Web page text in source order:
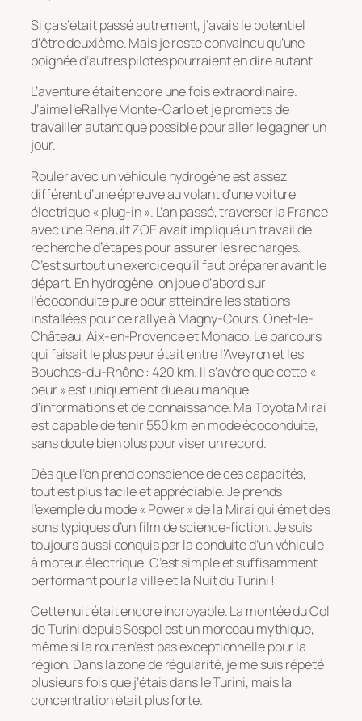
Si ça s’était passé autrement, j’avais le potentiel
d’être deuxième. Mais je reste convaincu qu’une
poignée d’autres pilotes pourraient en dire autant.
L’aventure était encore une fois extraordinaire.
J’aime l’eRallye Monte-Carlo et je promets de
travailler autant que possible pour aller le gagner un
jour.
Rouler avec un véhicule hydrogène est assez
différent d’une épreuve au volant d’une voiture
électrique « plug-in ». L’an passé, traverser la France
avec une Renault ZOE avait impliqué un travail de
recherche d’étapes pour assurer les recharges.
C’est surtout un exercice qu’il faut préparer avant le
départ. En hydrogène, on joue d’abord sur
l’écoconduite pure pour atteindre les stations
installées pour ce rallye à Magny-Cours, Onet-le-
Château, Aix-en-Provence et Monaco. Le parcours
qui faisait le plus peur était entre l’Aveyron et les
Bouches-du-Rhône : 420 km. Il s’avère que cette «
peur » est uniquement due au manque
d’informations et de connaissance. Ma Toyota Mirai
est capable de tenir 550 km en mode écoconduite,
sans doute bien plus pour viser un record.
Dès que l’on prend conscience de ces capacités,
tout est plus facile et appréciable. Je prends
l’exemple du mode « Power » de la Mirai qui émet des
sons typiques d’un film de science-fiction. Je suis
toujours aussi conquis par la conduite d’un véhicule
à moteur électrique. C’est simple et suffisamment
performant pour la ville et la Nuit du Turini !
Cette nuit était encore incroyable. La montée du Col
de Turini depuis Sospel est un morceau mythique,
même si la route n’est pas exceptionnelle pour la
région. Dans la zone de régularité, je me suis répété
plusieurs fois que j’étais dans le Turini, mais la
concentration était plus forte.